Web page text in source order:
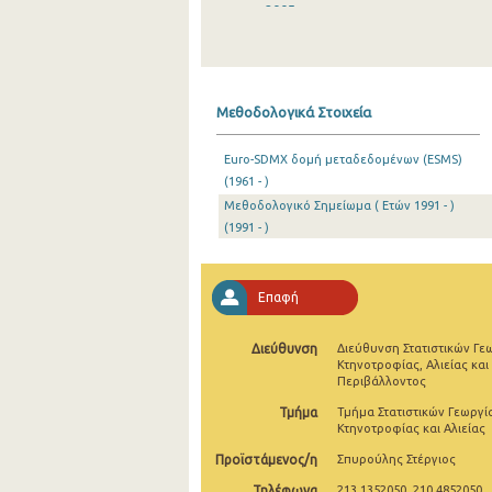
2005
2001
1991
Μεθοδολογικά Στοιχεία
Euro-SDMX δομή μεταδεδομένων (ESMS)
(1961 - )
Μεθοδολογικό Σημείωμα ( Ετών 1991 - )
(1991 - )
Επαφή
Διεύθυνση
Διεύθυνση Στατιστικών
Κτηνοτροφίας, Αλιείας και
Περιβάλλοντος
Τμήμα
Τμήμα Στατιστικών
Κτηνοτροφίας και Αλιείας
Προϊστάμενος/η Σπυρούλης Στέργιος